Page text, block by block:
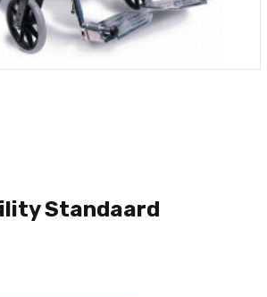
Standaard